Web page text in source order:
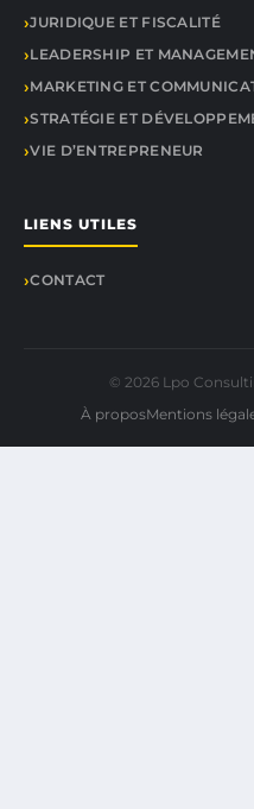
JURIDIQUE ET FISCALITÉ
LEADERSHIP ET
MARKETING ET
STRATÉGIE ET
VIE D’ENTREPRENEUR
LIENS UTILES
CONTACT
© 2026 Lpo
À proposMentions